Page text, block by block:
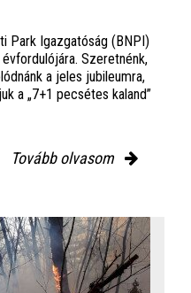
Park Igazgatóság (BNPI)
Szeretnénk,
a jeles jubileumra,
a „7+1 pecsétes kaland”
Tovább olvasom